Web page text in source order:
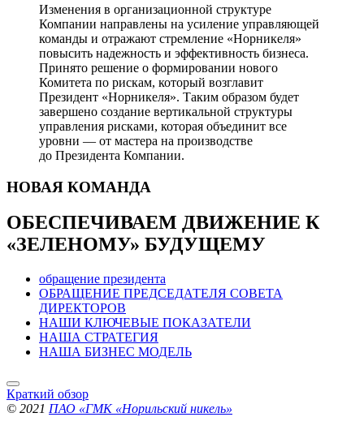
Изменения в организационной структуре
Компании направлены на усиление управляющей
команды и отражают стремление «Норникеля»
повысить надежность и эффективность бизнеса.
Принято решение о формировании нового
Комитета по рискам, который возглавит
Президент «Норникеля». Таким образом будет
завершено создание вертикальной структуры
управления рисками, которая объединит все
уровни — от мастера на производстве
до Президента Компании.
НОВАЯ КОМАНДА
ОБЕСПЕЧИВАЕМ ДВИЖЕНИЕ К
«ЗЕЛЕНОМУ» БУДУЩЕМУ
обращение президента
ОБРАЩЕНИЕ ПРЕДСЕДАТЕЛЯ СОВЕТА
ДИРЕКТОРОВ
НАШИ КЛЮЧЕВЫЕ ПОКАЗАТЕЛИ
НАША СТРАТЕГИЯ
НАША БИЗНЕС МОДЕЛЬ
Краткий обзор
© 2021 ПАО «ГМК «Норильский никель»